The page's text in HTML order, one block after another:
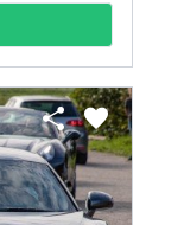
share favorite